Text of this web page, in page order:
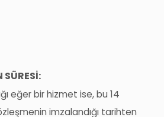
eğer bir hizmet ise, bu 14
imzalandığı tarihten